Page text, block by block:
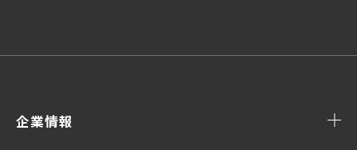
企業情報